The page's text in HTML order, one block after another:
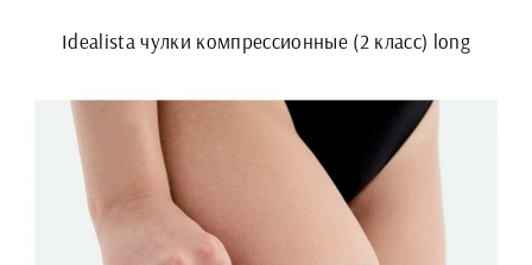
Idealista чулки компрессионные (2 класс) long